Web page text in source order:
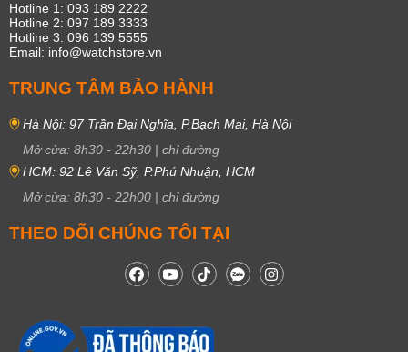
Hotline 1: 093 189 2222
Hotline 2: 097 189 3333
Hotline 3: 096 139 5555
Email: info@watchstore.vn
TRUNG TÂM BẢO HÀNH
Hà Nội: 97 Trần Đại Nghĩa, P.Bạch Mai, Hà Nội
Mở cửa: 8h30 - 22h30 | chỉ đường
HCM: 92 Lê Văn Sỹ, P.Phú Nhuận, HCM
Mở cửa: 8h30 - 22h00 | chỉ đường
THEO DÕI CHÚNG TÔI TẠI